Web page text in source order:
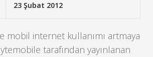
23 Şubat 2012
mobil internet kullanımı artmaya
tarafından yayınlanan